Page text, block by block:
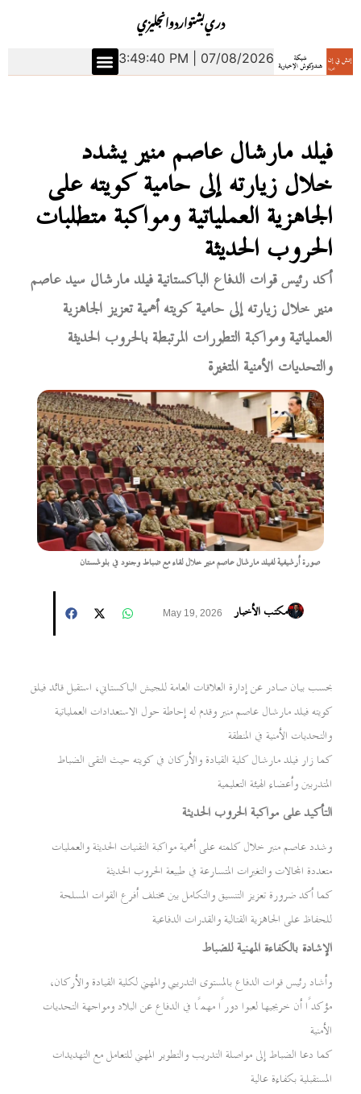
انجليزياردوبشتودري
3:49:41 PM | 07/08/2026
فيلد مارشال عاصم منير يشدد
خلال زيارته إلى حامية كويته على
الجاهزية العملياتية ومواكبة متطلبات
الحروب الحديثة
أكد رئيس قوات الدفاع الباكستانية فيلد مارشال سيد عاصم
منير خلال زيارته إلى حامية كويته أهمية تعزيز الجاهزية
العملياتية ومواكبة التطورات المرتبطة بالحروب الحديثة
والتحديات الأمنية المتغيرة
صورة أرشيفية لفيلد مارشال عاصم منير خلال لقاء مع ضباط وجنود في بلوشستان
مكتب الأخبار May 19, 2026
بحسب بيان صادر عن إدارة العلاقات العامة للجيش الباكستاني، استقبل قائد فيلق
كويته فيلد مارشال عاصم منير وقدم له إحاطة حول الاستعدادات العملياتية
والتحديات الأمنية في المنطقة
كما زار فيلد مارشال كلية القيادة والأركان في كويته حيث التقى الضباط
المتدربين وأعضاء الهيئة التعليمية
التأكيد على مواكبة الحروب الحديثة
وشدد عاصم منير خلال كلمته على أهمية مواكبة التقنيات الحديثة والعمليات
متعددة المجالات والتغيرات المتسارعة في طبيعة الحروب الحديثة
كما أكد ضرورة تعزيز التنسيق والتكامل بين مختلف أفرع القوات المسلحة
للحفاظ على الجاهزية القتالية والقدرات الدفاعية
الإشادة بالكفاءة المهنية للضباط
وأشاد رئيس قوات الدفاع بالمستوى التدريبي والمهني لكلية القيادة والأركان،
مؤكدًا أن خريجيها لعبوا دورًا مهمًا في الدفاع عن البلاد ومواجهة التحديات
الأمنية
كما دعا الضباط إلى مواصلة التدريب والتطوير المهني للتعامل مع التهديدات
المستقبلية بكفاءة عالية